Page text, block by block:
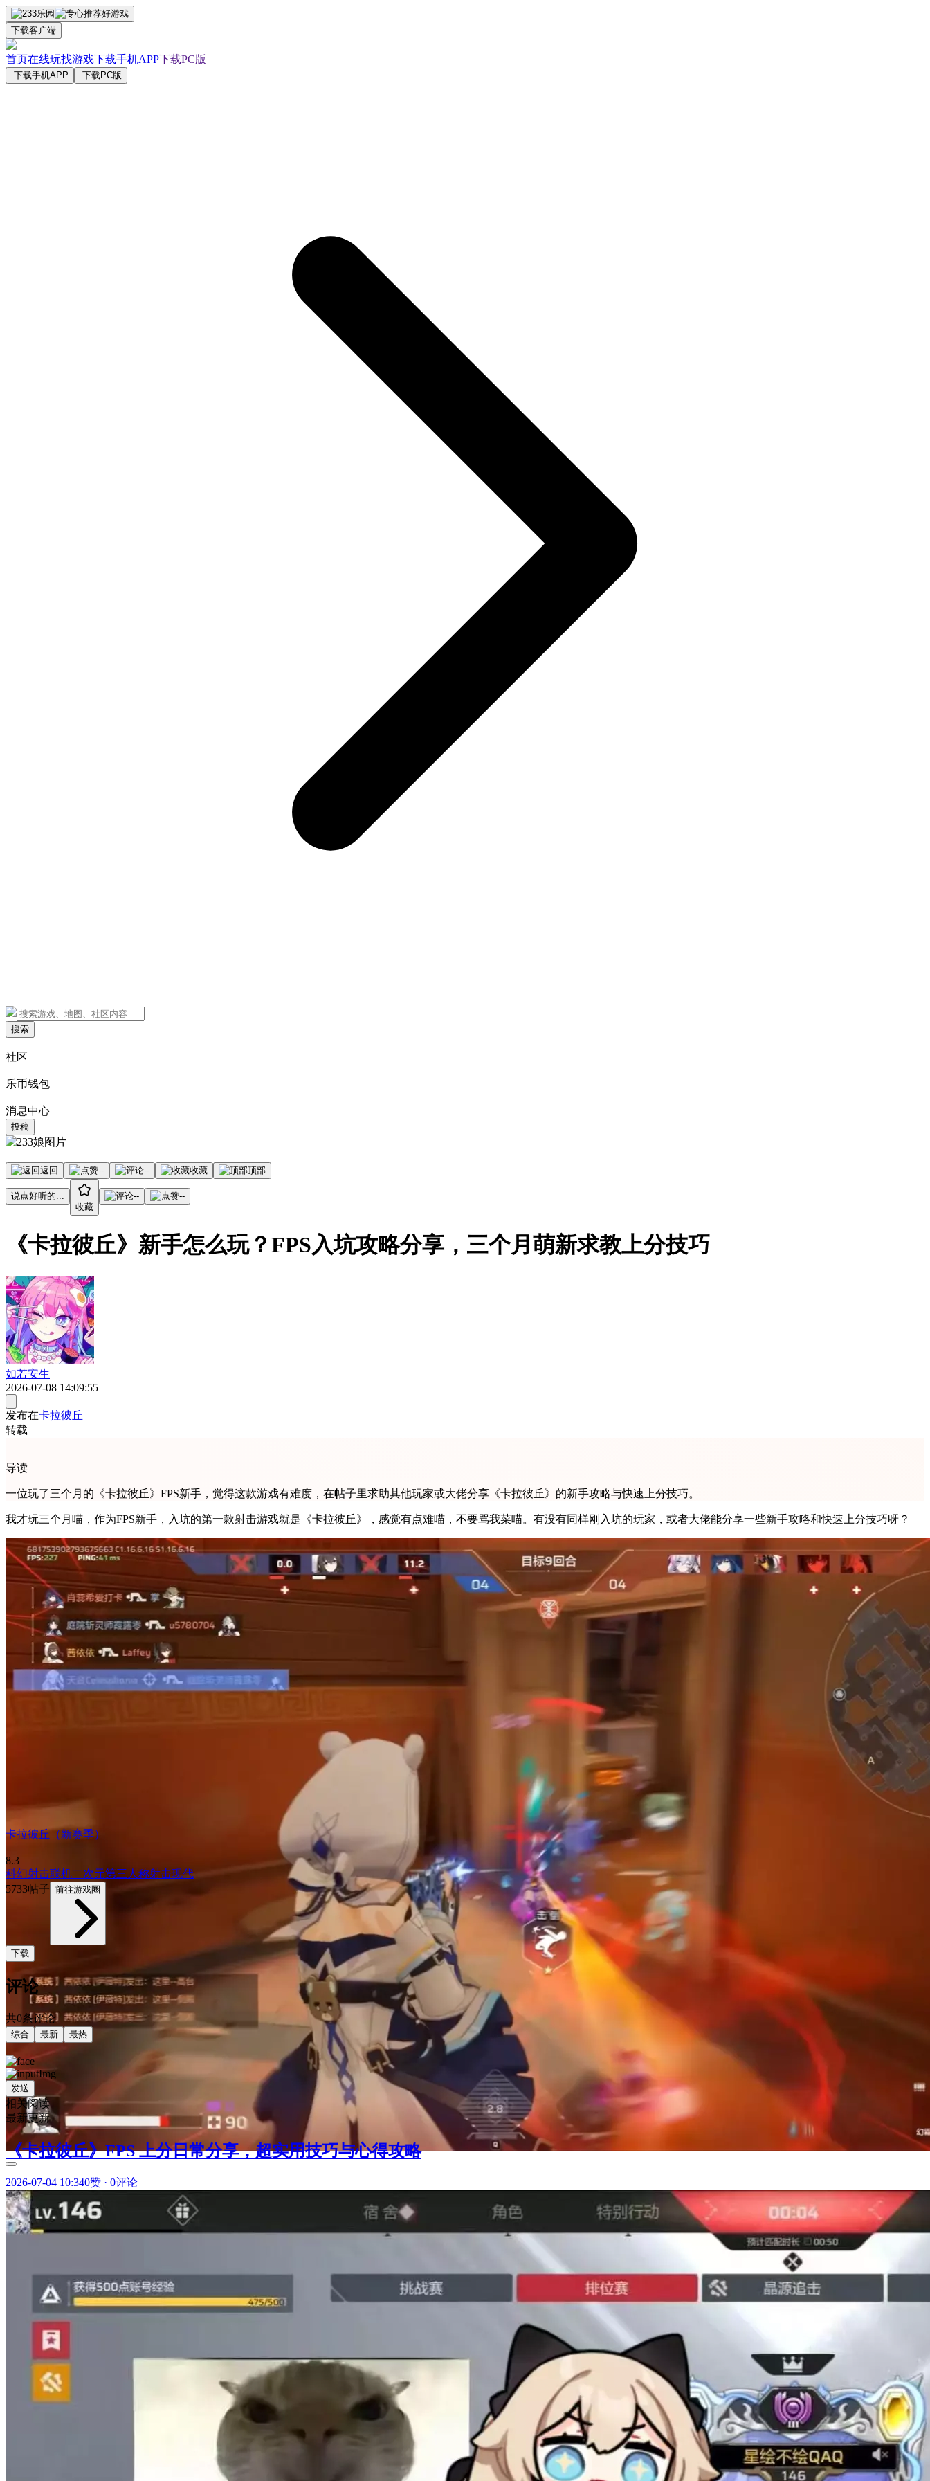
下载客户端
首页在线玩找游戏下载手机APP下载PC版
下载手机APP 下载PC版
搜索
社区
乐币钱包
消息中心
投稿
返回 -- -- 收藏 顶部
说点好听的...
收藏
-- --
《卡拉彼丘》新手怎么玩？FPS入坑攻略分享，三个月萌新求教上分技巧
如若安生
2026-07-08 14:09:55
发布在卡拉彼丘
转载
导读
一位玩了三个月的《卡拉彼丘》FPS新手，觉得这款游戏有难度，在帖子里求助其他玩家或大佬分享《卡拉彼丘》的新手攻略与快速上分技巧。
我才玩三个月喵，作为FPS新手，入坑的第一款射击游戏就是《卡拉彼丘》，感觉有点难喵，不要骂我菜喵。有没有同样刚入坑的玩家，或者大佬能分享一些新手攻略和快速上分技巧呀？
卡拉彼丘（新赛季）
8.3
科幻射击联机二次元第三人称射击现代
5733帖子 前往游戏圈
下载
评论
共0条评论
综合 最新 最热
发送
相关阅读
最新更新
《卡拉彼丘》FPS 上分日常分享，超实用技巧与心得攻略
2026-07-04 10:340赞 · 0评论